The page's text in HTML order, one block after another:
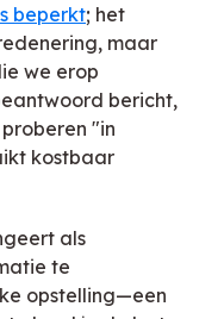
beperkt; het
maar
we erop
bericht,
"in
kostbaar
als
te
opstelling—een